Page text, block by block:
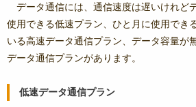
データ通信には、通信速度は遅いけれど
使用できる低速プラン、ひと月に使用でき
いる高速データ通信プラン、データ容量が
データ通信プランがあります。
低速データ通信プラン